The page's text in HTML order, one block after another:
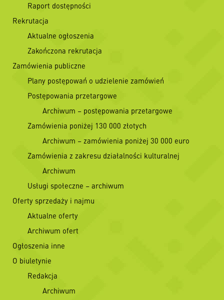
Raport dostępności
Rekrutacja
Aktualne ogłoszenia
Zakończona rekrutacja
Zamówienia publiczne
Plany postępowań o udzielenie zamówień
Postępowania przetargowe
Archiwum – postępowania przetargowe
Zamówienia poniżej 130 000 złotych
Archiwum – zamówienia poniżej 30 000 euro
Zamówienia z zakresu działalności kulturalnej
Archiwum
Usługi społeczne – archiwum
Oferty sprzedaży i najmu
Aktualne oferty
Archiwum ofert
Ogłoszenia inne
O biuletynie
Redakcja
Archiwum